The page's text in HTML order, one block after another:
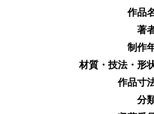
作品
著
制作
材質・技法・形
作品寸
分